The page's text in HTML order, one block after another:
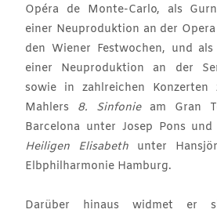
Opéra de Monte-Carlo, als
einer Neuproduktion an der
den Wiener Festwochen, und
einer Neuproduktion an der
sowie in zahlreichen
Mahlers 8. Sinfonieam Gran
Barcelona unter Josep Pons und
Heiligen Elisabeth unter
Elbphilharmonie Hamburg.
Darüber hinaus widmet er